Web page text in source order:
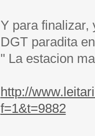
Y para finalizar,
DGT paradita
" La estacion
http://
f=1&t=9882